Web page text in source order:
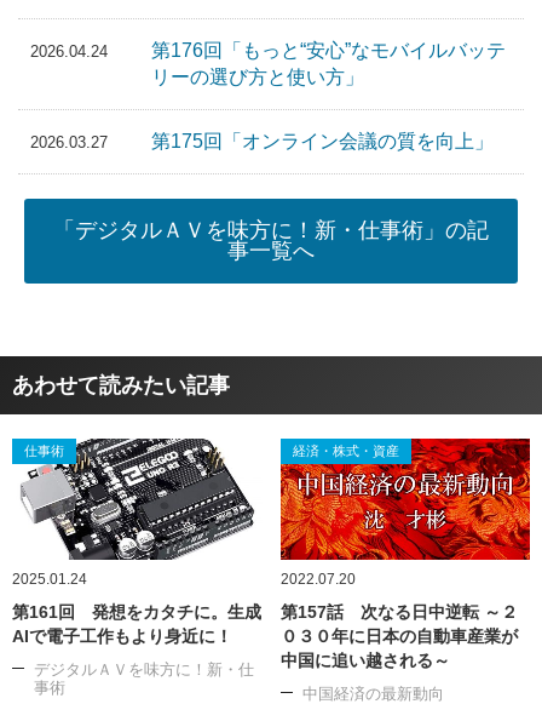
2026.04.24
第176回「もっと“安心”なモバイルバッテ
リーの選び方と使い方」
2026.03.27 第175回「オンライン会議の質を向上」
「デジタルＡＶを味方に！新・仕事術」の記
事一覧へ
あわせて読みたい記事
仕事術
2025.01.24
第161回 発想をカタチに。生成
AIで電子工作もより身近に！
デジタルＡＶを味方に！新・仕
事術
経済・株式・資産
2022.07.20
第157話 次なる日中逆転 ～２
０３０年に日本の自動車産業が
中国に追い越される～
中国経済の最新動向